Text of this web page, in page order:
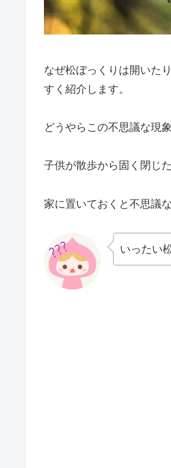
なぜ松ぼっくりは開いた
すく紹介します。
どうやらこの不思議な現
子供が散歩から固く閉じ
家に置いておくと不思議
いったい